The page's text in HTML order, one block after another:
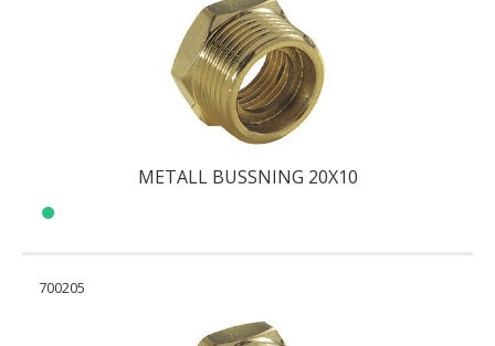
METALL BUSSNING 20X10
700205